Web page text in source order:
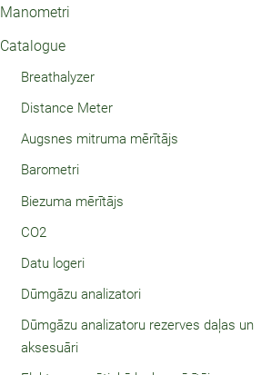
Manometri
Catalogue
Breathalyzer
Distance Meter
Augsnes mitruma mērītājs
Barometri
Biezuma mērītājs
CO2
Datu logeri
Dūmgāzu analizatori
Dūmgāzu analizatoru rezerves daļas un
aksesuāri